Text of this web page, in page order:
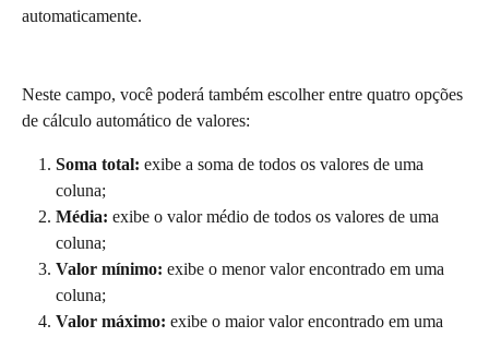
automaticamente.
Neste campo, você poderá também escolher entre quatro opções
de cálculo automático de valores:
Soma total: exibe a soma de todos os valores de uma
coluna;
Média: exibe o valor médio de todos os valores de uma
coluna;
Valor mínimo: exibe o menor valor encontrado em uma
coluna;
Valor máximo: exibe o maior valor encontrado em uma